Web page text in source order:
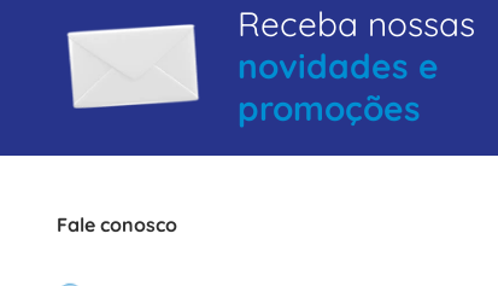
Receba nossas
novidades e
promoções
Fale conosco